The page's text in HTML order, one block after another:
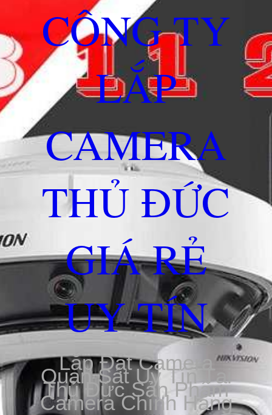
CÔNG TY
LẮP
CAMERA
THỦ ĐỨC
GIÁ RẺ
UY TÍN
Lắp Đặt Camera
Quan Sát Uy Tín Tại
Thủ Đức Sản Phẩm
Camera Chính Hãng